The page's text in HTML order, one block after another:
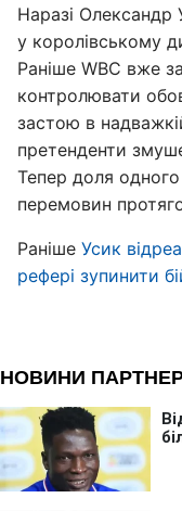
Наразі Олександр
у королівському
Раніше WBC вже
контролювати
застою в
претенденти
Тепер доля
перемовин
Раніше Усик
рефері зупинити